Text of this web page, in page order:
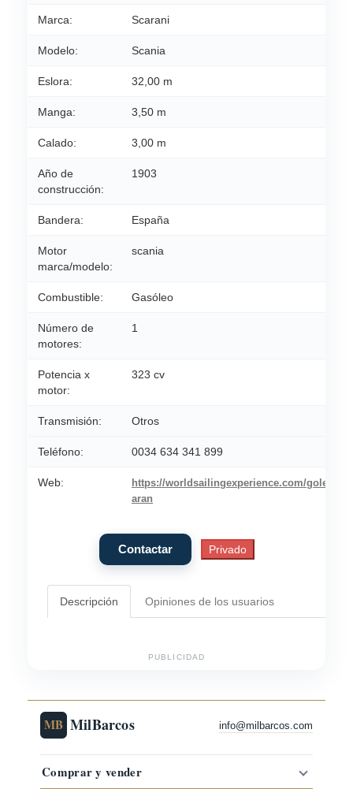
Marca: Scarani
Modelo: Scania
Eslora: 32,00 m
Manga: 3,50 m
Calado: 3,00 m
Año de
construcción:
1903
Bandera: España
Motor
marca/modelo:
scania
Combustible: Gasóleo
Número de
motores:
1
Potencia x
motor:
323 cv
Transmisión: Otros
Teléfono: 0034 634 341 899
Web:
https://worldsailingexperience.com/goleta-
aran
Descripción Opiniones de los usuarios
PUBLICIDAD
MB MilBarcos info@milbarcos.com
Comprar y vender